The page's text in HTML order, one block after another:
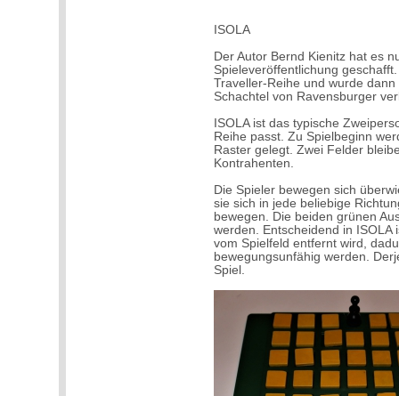
ISOLA
Der Autor Bernd Kienitz hat es
Spieleveröffentlichung
Traveller-Reihe und wurde
Schachtel von Ravensburger
ISOLA ist das typische
Reihe passt. Zu Spielbeginn
Raster gelegt. Zwei Felder
Kontrahenten.
Die Spieler bewegen sich
sie sich in jede beliebige
bewegen. Die beiden grünen
werden. Entscheidend in
vom Spielfeld entfernt wird,
bewegungsunfähig werden.
Spiel.